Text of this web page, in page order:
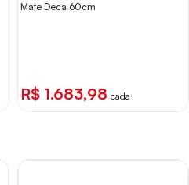
Mate Deca 60cm
R$ 1.683,98 cada